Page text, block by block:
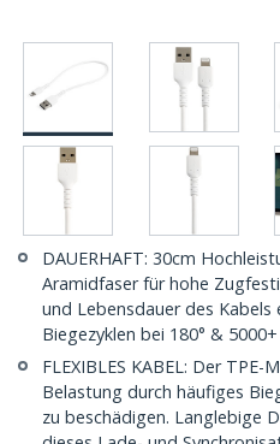
DAUERHAFT: 30cm
Aramidfaser für hohe
und Lebensdauer des
Biegezyklen bei 180° &
FLEXIBLES KABEL: Der
Belastung durch häufiges
zu beschädigen. Langlebige